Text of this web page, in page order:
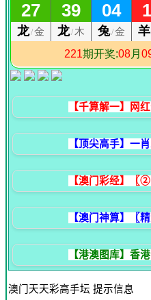
【千算解一】网
【顶尖高手】一
【澳门彩经】〖
【澳门神算】〖
【港澳图库】香
澳门天天彩高手坛 提示信息